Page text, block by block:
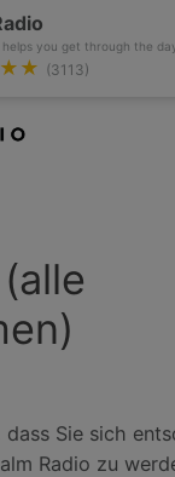
you get through the
(3113)
Sie sich
Radio zu